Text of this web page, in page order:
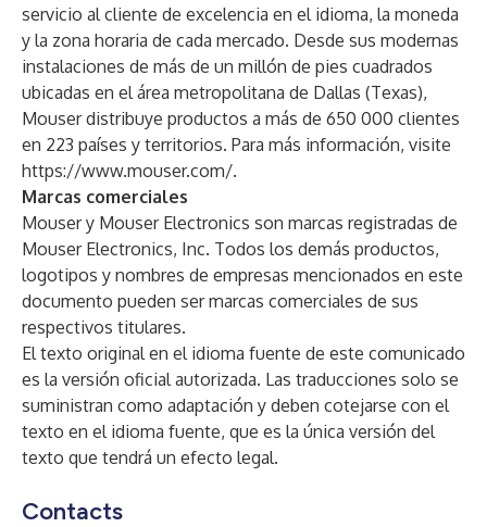
servicio al cliente de excelencia en el idioma, la moneda
y la zona horaria de cada mercado. Desde sus modernas
instalaciones de más de un millón de pies cuadrados
ubicadas en el área metropolitana de Dallas (Texas),
Mouser distribuye productos a más de 650 000 clientes
en 223 países y territorios. Para más información, visite
https://www.mouser.com/.
Marcas comerciales
Mouser y Mouser Electronics son marcas registradas de
Mouser Electronics, Inc. Todos los demás productos,
logotipos y nombres de empresas mencionados en este
documento pueden ser marcas comerciales de sus
respectivos titulares.
El texto original en el idioma fuente de este comunicado
es la versión oficial autorizada. Las traducciones solo se
suministran como adaptación y deben cotejarse con el
texto en el idioma fuente, que es la única versión del
texto que tendrá un efecto legal.
Contacts